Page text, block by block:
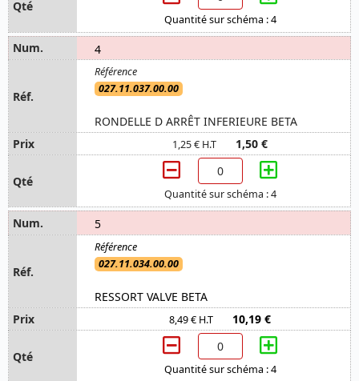
Quantité sur schéma : 4
4
027.11.037.00.00
RONDELLE D ARRÊT INFERIEURE BETA
1,25 € H.T 1,50 €
Quantité sur schéma : 4
5
027.11.034.00.00
RESSORT VALVE BETA
8,49 € H.T 10,19 €
Quantité sur schéma : 4